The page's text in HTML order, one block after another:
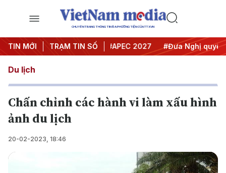
CHUYÊN TRANG THÔNG TIN ĐA PHƯƠNG TIỆN CỦA TTXVN
TIN MỚI TRẠM TIN SỐ
#Hội nghị Trung ương 3 #APEC 2027 #Đưa Nghị quyết
Du lịch
Chấn chỉnh các hành vi làm xấu hình
ảnh du lịch
20-02-2023, 18:46